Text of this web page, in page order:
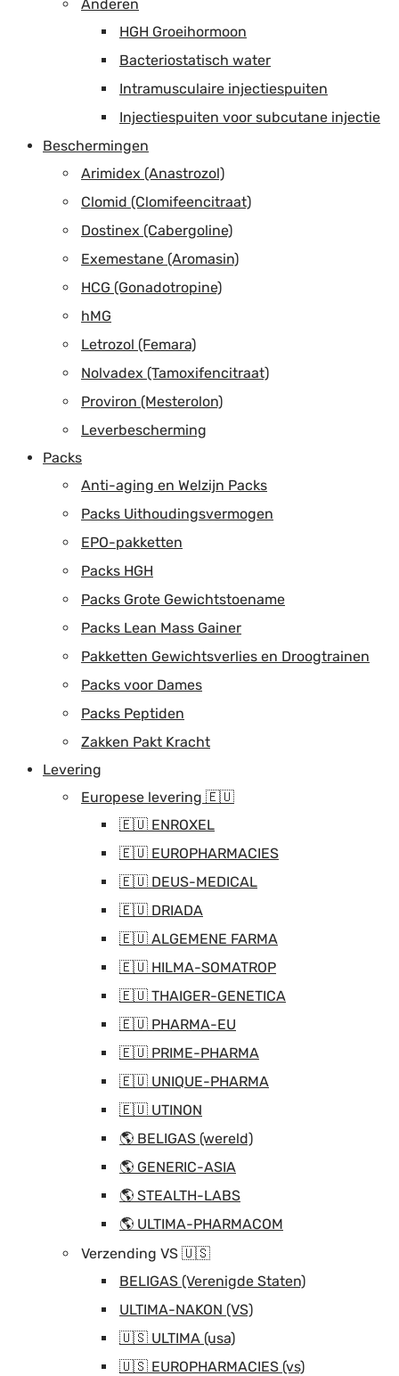
Anderen
HGH Groeihormoon
Bacteriostatisch water
Intramusculaire injectiespuiten
Injectiespuiten voor subcutane injectie
Beschermingen
Arimidex (Anastrozol)
Clomid (Clomifeencitraat)
Dostinex (Cabergoline)
Exemestane (Aromasin)
HCG (Gonadotropine)
hMG
Letrozol (Femara)
Nolvadex (Tamoxifencitraat)
Proviron (Mesterolon)
Leverbescherming
Packs
Anti-aging en Welzijn Packs
Packs Uithoudingsvermogen
EPO-pakketten
Packs HGH
Packs Grote Gewichtstoename
Packs Lean Mass Gainer
Pakketten Gewichtsverlies en Droogtrainen
Packs voor Dames
Packs Peptiden
Zakken Pakt Kracht
Levering
Europese levering 🇪🇺
🇪🇺 ENROXEL
🇪🇺 EUROPHARMACIES
🇪🇺 DEUS-MEDICAL
🇪🇺 DRIADA
🇪🇺 ALGEMENE FARMA
🇪🇺 HILMA-SOMATROP
🇪🇺 THAIGER-GENETICA
🇪🇺 PHARMA-EU
🇪🇺 PRIME-PHARMA
🇪🇺 UNIQUE-PHARMA
🇪🇺 UTINON
🌎 BELIGAS (wereld)
🌎 GENERIC-ASIA
🌎 STEALTH-LABS
🌎 ULTIMA-PHARMACOM
Verzending VS 🇺🇸
BELIGAS (Verenigde Staten)
ULTIMA-NAKON (VS)
🇺🇸 ULTIMA (usa)
🇺🇸 EUROPHARMACIES (vs)